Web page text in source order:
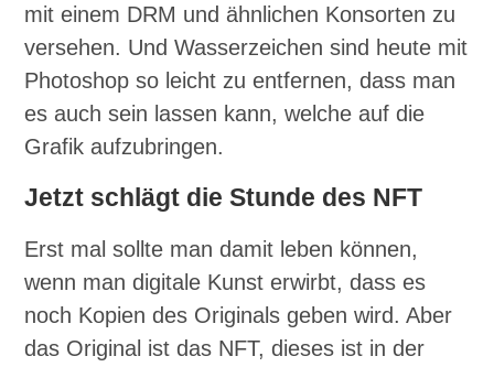
mit einem DRM und ähnlichen Konsorten zu
versehen. Und Wasserzeichen sind heute mit
Photoshop so leicht zu entfernen, dass man
es auch sein lassen kann, welche auf die
Grafik aufzubringen.
Jetzt schlägt die Stunde des NFT
Erst mal sollte man damit leben können,
wenn man digitale Kunst erwirbt, dass es
noch Kopien des Originals geben wird. Aber
das Original ist das NFT, dieses ist in der